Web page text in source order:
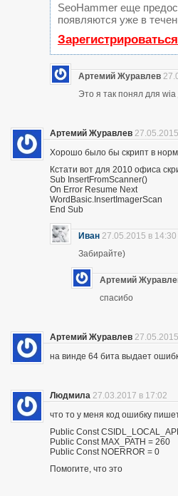
SeoHammer еще
появляются уже в
Артемий Журавлев
Это я так понял для
Артемий Журавлев
Хорошо было бы скрипт в
Кстати вот для 2010 офиса
Sub InsertFromScanner()
On Error Resume Next
WordBasic.InsertImagerScan
End Sub
Иван 27.05.2015 в 14:30
Забирайте)
Артемий
спасибо
Артемий Журавлев
на винде 64 бита выдает
Людмила 27.03.2017 в 17:02
что то у меня код ошибку
Public Const
Public Const MAX_PATH = 260
Public Const NOERROR = 0
Помогите, что это